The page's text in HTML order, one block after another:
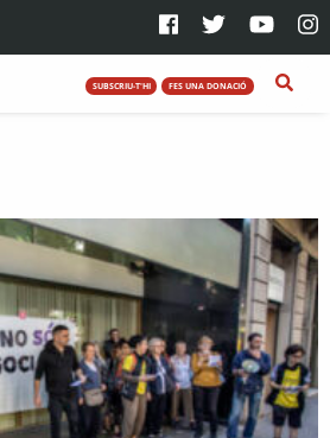
SUBSCRIU-T'HI FES UNA DONACIÓ